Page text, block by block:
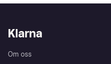
Klarna
Om oss